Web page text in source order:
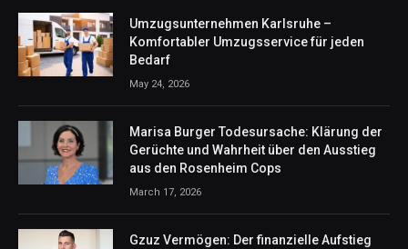
Umzugsunternehmen Karlsruhe –
Komfortabler Umzugsservice für jeden
Bedarf
May 24, 2026
Marisa Burger Todesursache: Klärung der
Gerüchte und Wahrheit über den Ausstieg
aus den Rosenheim Cops
March 17, 2026
Gzuz Vermögen: Der finanzielle Aufstieg